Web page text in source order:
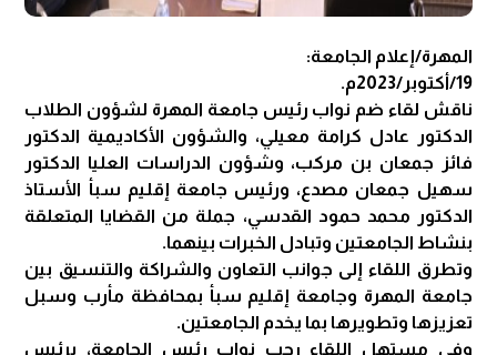
المهرة/إعلام الجامعة:
19/أكتوبر/2023م.
ناقش لقاء ضم نواب رئيس جامعة المهرة لشؤون الطلاب
الدكتور عادل كرامة معيلي، والشؤون الأكاديمية الدكتور
فائز جمعان بن مركب، وشؤون الدراسات العليا الدكتور
سهيل جمعان مصدع، ورئيس جامعة إقليم سبأ الأستاذ
الدكتور محمد حمود القدسي، جملة من القضايا المتعلقة
بنشاط الجامعتين وتبادل الخبرات بينهما.
وتطرق اللقاء إلى جوانب التعاون والشراكة والتنسيق بين
جامعة المهرة وجامعة إقليم سبأ بمحافظة مأرب وسبل
تعزيزها وتطويرها بما يخدم الجامعتين.
وفي مستهل اللقاء رحب نواب رئيس الجامعة، برئيس